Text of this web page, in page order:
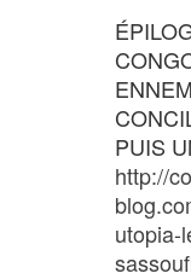
PUIS
http://
utopia-